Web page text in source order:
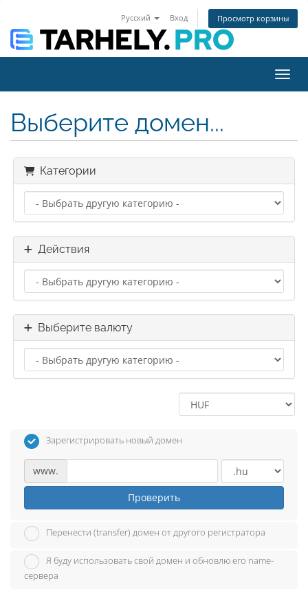
Русский Вход Просмотр корзины
Выберите домен...
Категории
Действия
Выберите валюту
Зарегистрировать новый домен
www.
Проверить
Перенести (transfer) домен от другого регистратора
Я буду использовать свой домен и обновлю его name-
сервера